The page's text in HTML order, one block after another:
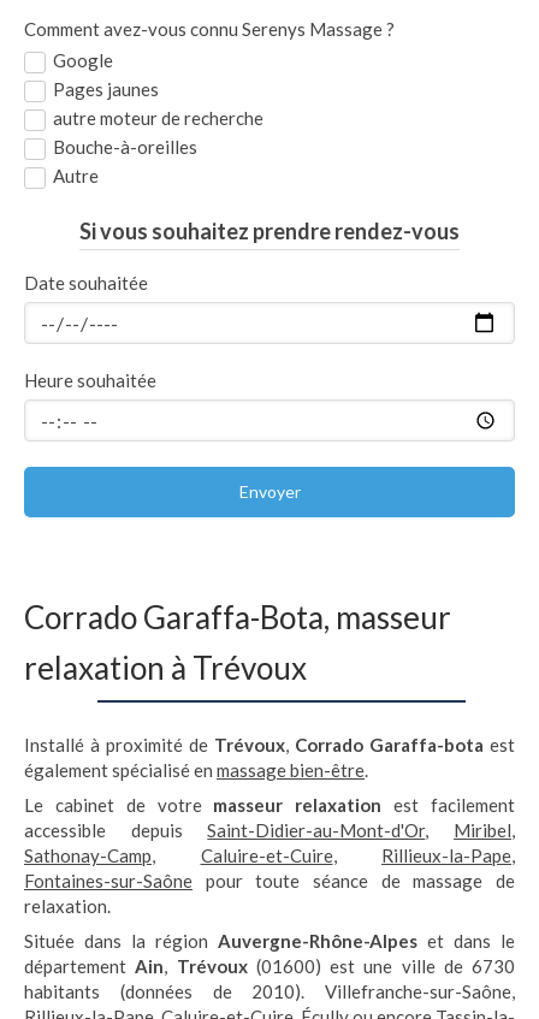
Comment avez-vous connu Serenys Massage ?
Google
Pages jaunes
autre moteur de recherche
Bouche-à-oreilles
Autre
Si vous souhaitez prendre rendez-vous
Date souhaitée
Heure souhaitée
Envoyer
Corrado Garaffa-Bota, masseur
relaxation à Trévoux
Installé à proximité de Trévoux, Corrado Garaffa-bota est
également spécialisé en massage bien-être.
Le cabinet de votre masseur relaxation est facilement
accessible depuisSaint-Didier-au-Mont-d'Or, Miribel,
Sathonay-Camp, Caluire-et-Cuire, Rillieux-la-Pape,
Fontaines-sur-Saône pour toute séance de massage de
relaxation.
Située dans la région Auvergne-Rhône-Alpes et dans le
départementAin, Trévoux(01600) est une ville de 6730
habitants (données de 2010). Villefranche-sur-Saône,